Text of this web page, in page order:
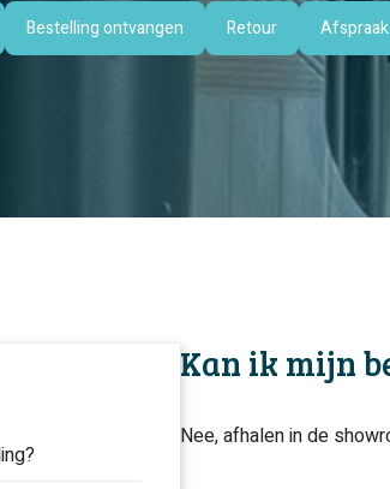
Bestelling ontvangen Retour Afspraak
Kan ik mijn
Nee, afhalen in de